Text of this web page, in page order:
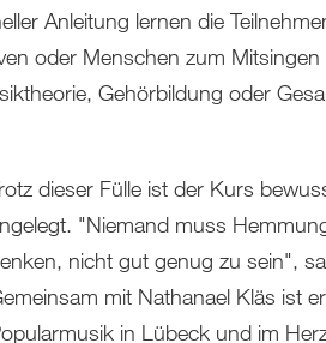
Anleitung lernen die
oder Menschen zum
Gehörbildung oder
dieser Fülle ist der Kurs
"Niemand muss
nicht gut genug zu sein",
mit Nathanael Kläs ist
in Lübeck und im